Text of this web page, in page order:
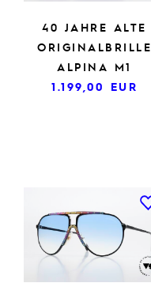
40 JAHRE ALTE
ORIGINALBRILLE
ALPINA M1
1.199,00 EUR